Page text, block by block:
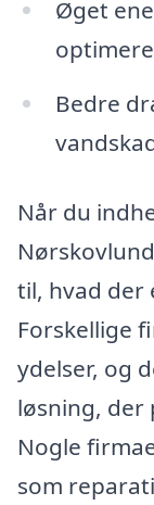
Øget
Bedre
Når du
til, hvad der
Forskellige
ydelser, og
løsning, der
Nogle
som